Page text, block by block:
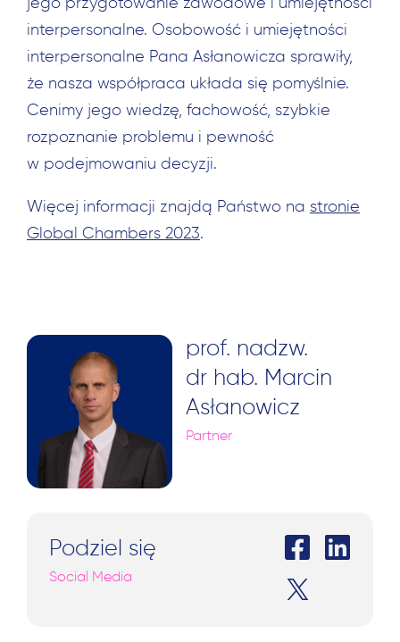
Szukaj:
jego przygotowanie zawodowe i umiejętności
interpersonalne. Osobowość i umiejętności
interpersonalne Pana Asłanowicza sprawiły,
że nasza współpraca układa się pomyślnie.
Cenimy jego wiedzę, fachowość, szybkie
rozpoznanie problemu i pewność
w podejmowaniu decyzji.
Więcej informacji znajdą Państwo na stronie
Global Chambers 2023.
prof. nadzw.
dr hab. Marcin
Asłanowicz
Partner
Podziel się
Social Media